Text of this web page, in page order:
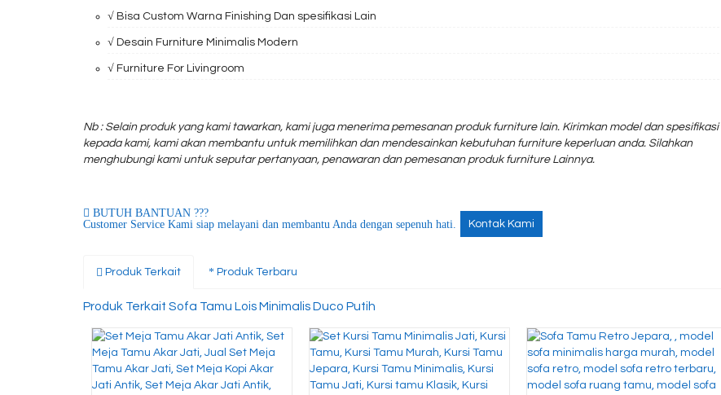
√ Bisa Custom Warna Finishing Dan spesifikasi Lain
√ Desain Furniture Minimalis Modern
√ Furniture For Livingroom
Nb : Selain produk yang kami tawarkan, kami juga menerima pemesanan produk furniture lain. Kirimkan model dan spesifikasi
kepada kami, kami akan membantu untuk memilihkan dan mendesainkan kebutuhan furniture keperluan anda. Silahkan
menghubungi kami untuk seputar pertanyaan, penawaran dan pemesanan produk furniture Lainnya.
BUTUH BANTUAN ???
Customer Service Kami siap melayani dan membantu Anda dengan sepenuh hati.
Kontak Kami
Produk Terkait Produk Terbaru
Produk Terkait Sofa Tamu Lois Minimalis Duco Putih